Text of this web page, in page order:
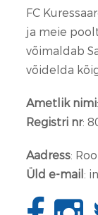
FC
ja meie
võimaldab
võidelda
Ametlik nimi
Registri nr:
Aadress:
Üld e-mail: